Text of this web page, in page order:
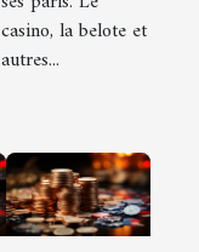
casino, la belote et
autres...